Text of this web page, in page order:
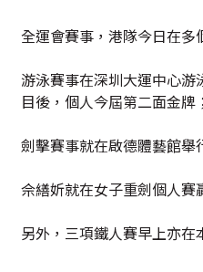
全運會賽事，港隊今日在多
游泳賽事在深圳大運中心
目後，個人今屆第二面金
劍擊賽事就在啟德體藝館舉
佘繕妡就在女子重劍個人賽
另外，三項鐵人賽早上亦在